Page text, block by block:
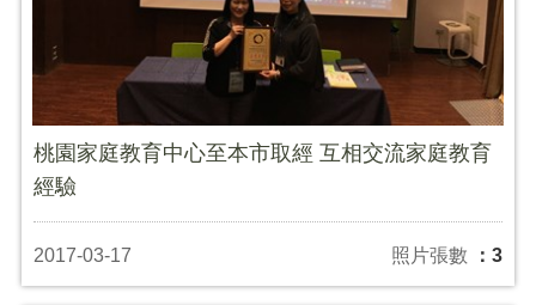
桃園家庭教育中心至本市取經 互相交流家庭教育
經驗
2017-03-17 照片張數 ：3